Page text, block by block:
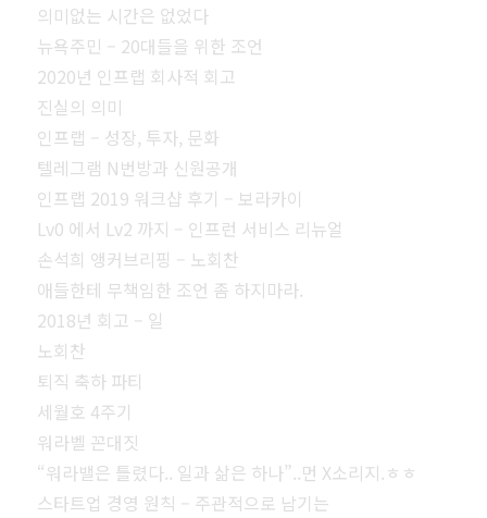
의미없는 시간은 없었다
뉴욕주민 – 20대들을 위한 조언
2020년 인프랩 회사적 회고
진실의 의미
인프랩 – 성장, 투자, 문화
텔레그램 N번방과 신원공개
인프랩 2019 워크샵 후기 – 보라카이
Lv0 에서 Lv2 까지 – 인프런 서비스 리뉴얼
손석희 앵커브리핑 – 노회찬
애들한테 무책임한 조언 좀 하지마라.
2018년 회고 – 일
노회찬
퇴직 축하 파티
세월호 4주기
워라벨 꼰대짓
“워라밸은 틀렸다.. 일과 삶은 하나”..먼 X소리지.ㅎㅎ
스타트업 경영 원칙 – 주관적으로 남기는